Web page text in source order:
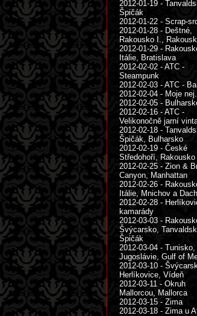
2012-01-19 -
Špičák
2012-01-22 - Scrap-
2012-01-28 - Deštné,
Rakousko I.,
2012-01-29 -
Itálie, Bratislava
2012-02-02 - ATC -
Steampunk
2012-02-03 - ATC -
2012-02-04 - Moje
2012-02-05 -
2012-02-16 - ATC -
Velikonočně jarní
2012-02-18 -
Špičák, Bulharsko
2012-02-19 - České
Středohoří, Rakousko
2012-02-25 - Zion &
Canyon, Manhattan
2012-02-26 -
Itálie, Mnichov a
2012-02-28 -
kamarády
2012-03-03 -
Švýcarsko,
Špičák
2012-03-04 - Tunisko,
Jugoslávie, Gulf of
2012-03-10 -
Herlíkovice, Vídeň
2012-03-11 - Okruh
Mallorcou, Mallorca
2012-03-15 - Zima
2012-03-18 - Zima u